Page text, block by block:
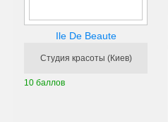
Ile De Beaute
Студия красоты (Киев)
10 баллов